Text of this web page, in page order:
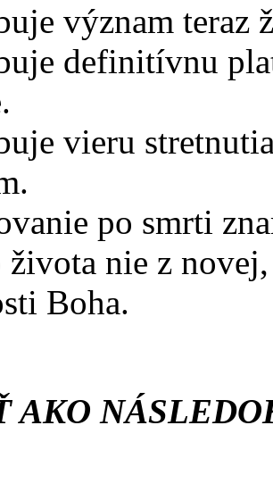
význam teraz
definitívnu
vieru
po smrti
života nie z
Boha.
AKO